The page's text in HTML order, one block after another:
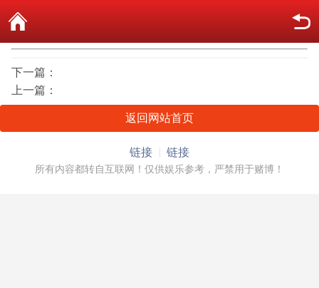
下一篇：
上一篇：
返回网站首页
链接 链接
所有内容都转自互联网！仅供娱乐参考，严禁用于赌博！